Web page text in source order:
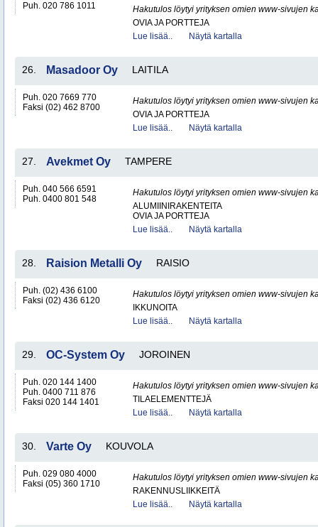
Puh. 020 786 1011
Hakutulos löytyi yrityksen omien www-sivujen
OVIA JA PORTTEJA
Lue lisää..
Näytä kartalla
26. Masadoor Oy LAITILA
Puh. 020 7669 770
Faksi (02) 462 8700
Hakutulos löytyi yrityksen omien www-sivujen
OVIA JA PORTTEJA
Lue lisää..
Näytä kartalla
27. Avekmet Oy TAMPERE
Puh. 040 566 6591
Puh. 0400 801 548
Hakutulos löytyi yrityksen omien www-sivujen
ALUMIINIRAKENTEITA
OVIA JA PORTTEJA
Lue lisää..
Näytä kartalla
28. Raision Metalli Oy RAISIO
Puh. (02) 436 6100
Faksi (02) 436 6120
Hakutulos löytyi yrityksen omien www-sivujen
IKKUNOITA
Lue lisää..
Näytä kartalla
29. OC-System Oy JOROINEN
Puh. 020 144 1400
Puh. 0400 711 876
Faksi 020 144 1401
Hakutulos löytyi yrityksen omien www-sivujen
TILAELEMENTTEJÄ
Lue lisää..
Näytä kartalla
30. Varte Oy KOUVOLA
Puh. 029 080 4000
Faksi (05) 360 1710
Hakutulos löytyi yrityksen omien www-sivujen
RAKENNUSLIIKKEITÄ
Lue lisää..
Näytä kartalla